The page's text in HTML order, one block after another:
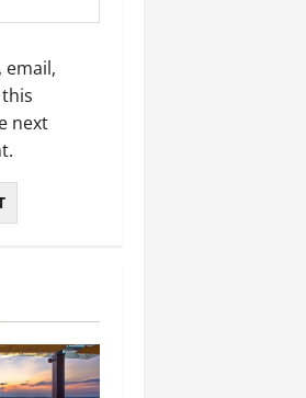
email,
next